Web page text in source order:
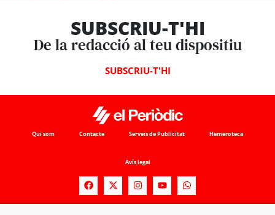
SUBSCRIU-T'HI
De la redacció al teu dispositiu
SUBSCRIU-T'HI
Qui som Contacte Serveis de Publicitat Hemeroteca
Avís legal